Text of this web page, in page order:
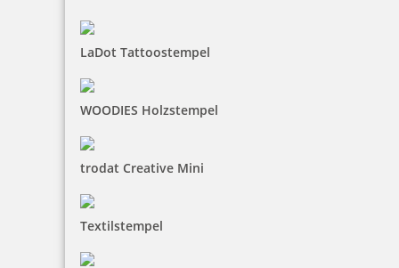
LaDot Tattoostempel
WOODIES Holzstempel
trodat Creative Mini
Textilstempel
HINWEISE